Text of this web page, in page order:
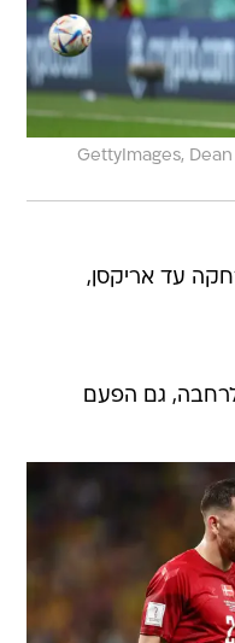
GettyImages, Dean
עד אריקסן,
גם הפעם